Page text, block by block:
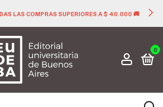
LAS COMPRAS SUPERIORES A $ 40.000 🚚
0